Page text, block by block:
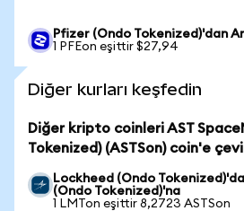
Pfizer (Ondo Tokenized)'dan
1 PFEon eşittir $27,94
Diğer kurları keşfedin
Diğer kripto coinleri AST
Tokenized) (ASTSon) coin'e
Lockheed (Ondo
(Ondo Tokenized)'na
1 LMTon eşittir 8,2723 ASTSon